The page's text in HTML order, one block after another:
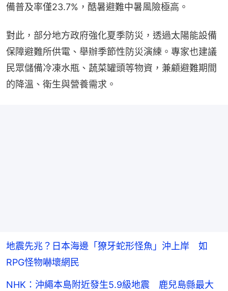
備普及率僅23.7%，酷暑避難中暑風險極高。
對此，部分地方政府強化夏季防災，透過太陽能設備
保障避難所供電、舉辦季節性防災演練。專家也建議
民眾儲備冷凍水瓶、蔬菜罐頭等物資，兼顧避難期間
的降溫、衛生與營養需求。
地震先兆？日本海邊「獠牙蛇形怪魚」沖上岸 如
RPG怪物嚇壞網民
NHK：沖繩本島附近發生5.9級地震 鹿兒島縣最大